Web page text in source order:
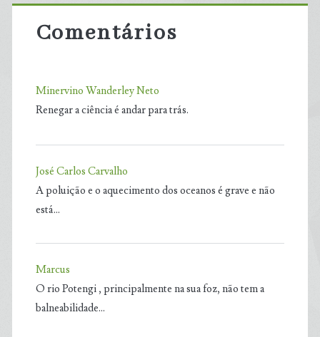
Comentários
Minervino Wanderley Neto
Renegar a ciência é andar para trás.
José Carlos Carvalho
A poluição e o aquecimento dos oceanos é grave e não
está…
Marcus
O rio Potengi , principalmente na sua foz, não tem a
balneabilidade…